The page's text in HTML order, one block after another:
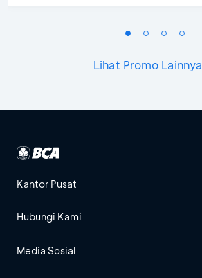
Lihat Promo Lainnya
Kantor Pusat
Hubungi Kami
Media Sosial